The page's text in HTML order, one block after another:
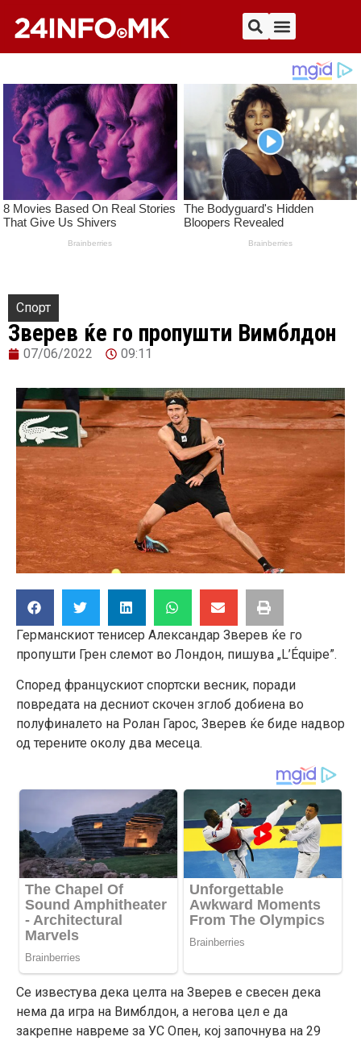
Спорт
Зверев ќе го пропушти Вимблдон
07/06/2022 09:11
Германскиот тенисер Александар Зверев ќе го
пропушти Грен слемот во Лондон, пишува „L’Équipe”.
Според францускиот спортски весник, поради
повредата на десниот скочен зглоб добиена во
полуфиналето на Ролан Гарос, Зверев ќе биде надвор
од терените околу два месеца.
Се известува дека целта на Зверев е свесен дека
нема да игра на Вимблдон, а негова цел е да
закрепне навреме за УС Опен, кој започнува на 29